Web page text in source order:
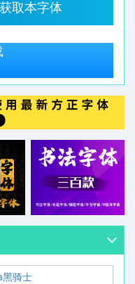
取本字体
黑骑士